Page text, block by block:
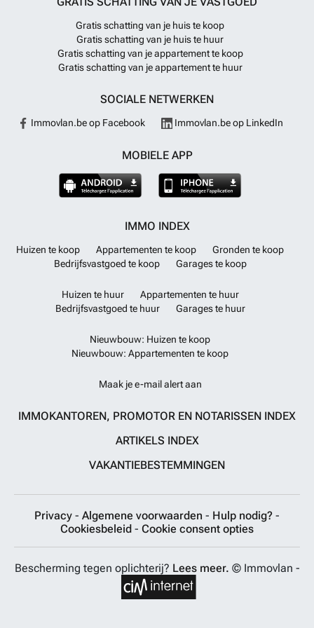
Gratis schatting van je huis te koop
Gratis schatting van je huis te huur
Gratis schatting van je appartement te koop
Gratis schatting van je appartement te huur
SOCIALE NETWERKEN
Immovlan.be op Facebook Immovlan.be op LinkedIn
MOBIELE APP
IMMO INDEX
Huizen te koop Appartementen te koop
Gronden te koop
Bedrijfsvastgoed te koop
Garages te koop
Huizen te huur
Appartementen te huur
Bedrijfsvastgoed te huur
Garages te huur
Nieuwbouw: Huizen te koop
Nieuwbouw: Appartementen te koop
Maak je e-mail alert aan
IMMOKANTOREN, PROMOTOR EN NOTARISSEN INDEX
ARTIKELS INDEX
VAKANTIEBESTEMMINGEN
Privacy - Algemene voorwaarden - Hulp nodig? -
Cookiesbeleid - Cookie consent opties
Bescherming tegen oplichterij? Lees meer. © Immovlan -